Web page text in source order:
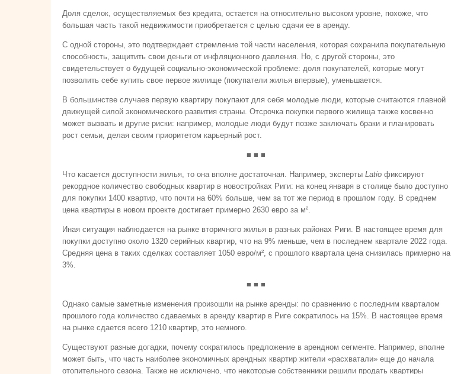
Доля сделок, осуществляемых без кредита, остается на относительно высоком уровне, похоже, что
большая часть такой недвижимости приобретается с целью сдачи ее в аренду.
С одной стороны, это подтверждает стремление той части населения, которая сохранила покупательную
способность, защитить свои деньги от инфляционного давления. Но, с другой стороны, это
свидетельствует о будущей социально-экономической проблеме: доля покупателей, которые могут
позволить себе купить свое первое жилище (покупатели жилья впервые), уменьшается.
В большинстве случаев первую квартиру покупают для себя молодые люди, которые считаются главной
движущей силой экономического развития страны. Отсрочка покупки первого жилища также косвенно
может вызвать и другие риски: например, молодые люди будут позже заключать браки и планировать
рост семьи, делая своим приоритетом карьерный рост.
■ ■ ■
Что касается доступности жилья, то она вполне достаточная. Например, эксперты Latioфиксируют
рекордное количество свободных квартир в новостройках Риги: на конец января в столице было доступно
для покупки 1400 квартир, что почти на 60% больше, чем за тот же период в прошлом году. В среднем
цена квартиры в новом проекте достигает примерно 2630 евро за м².
Иная ситуация наблюдается на рынке вторичного жилья в разных районах Риги. В настоящее время для
покупки доступно около 1320 серийных квартир, что на 9% меньше, чем в последнем квартале 2022 года.
Средняя цена в таких сделках составляет 1050 евро/м², с прошлого квартала цена снизилась примерно на
3%.
■ ■ ■
Однако самые заметные изменения произошли на рынке аренды: по сравнению с последним кварталом
прошлого года количество сдаваемых в аренду квартир в Риге сократилось на 15%. В настоящее время
на рынке сдается всего 1210 квартир, это немного.
Существуют разные догадки, почему сократилось предложение в арендном сегменте. Например, вполне
может быть, что часть наиболее экономичных арендных квартир жители «расхватали» еще до начала
отопительного сезона. Также не исключено, что некоторые собственники решили продать квартиры